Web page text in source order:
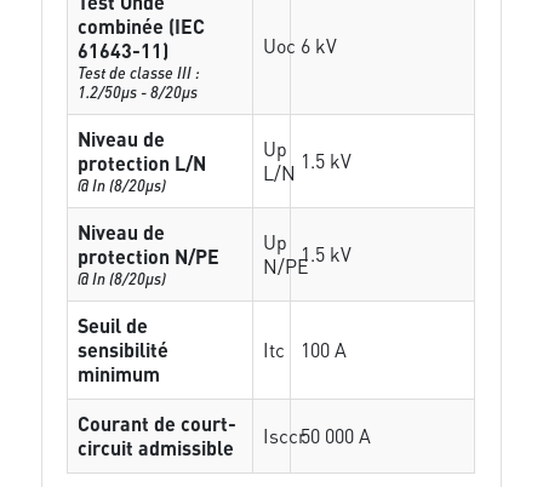
combinée (IEC
61643-11)
Test de classe III :
1.2/50µs - 8/20µs
Uoc 6 kV
Niveau de
protection L/N
@ In (8/20µs)
Up
L/N 1.5 kV
Niveau de
protection N/PE
@ In (8/20µs)
Up
N/PE1.5 kV
Seuil de
sensibilité
minimum
Itc 100 A
Courant de court-
circuit admissible
Isccr50 000 A